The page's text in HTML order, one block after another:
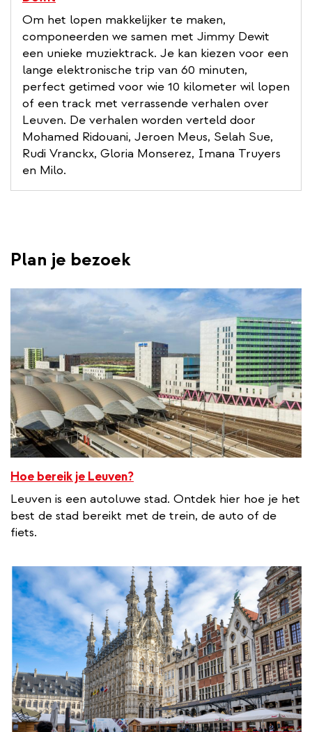
Om het lopen makkelijker te maken,
componeerden we samen met Jimmy Dewit
een unieke muziektrack. Je kan kiezen voor een
lange elektronische trip van 60 minuten,
perfect getimed voor wie 10 kilometer wil lopen
of een track met verrassende verhalen over
Leuven. De verhalen worden verteld door
Mohamed Ridouani, Jeroen Meus, Selah Sue,
Rudi Vranckx, Gloria Monserez, Imana Truyers
en Milo.
Plan je bezoek
Hoe bereik je Leuven?
Leuven is een autoluwe stad. Ontdek hier hoe je het
best de stad bereikt met de trein, de auto of de
fiets.